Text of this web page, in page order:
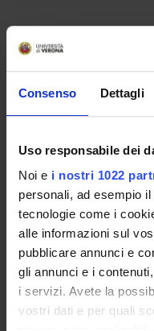
Consenso Dettagli
Uso responsabile dei
Noi e i nostri 1022
personali, ad esempio
tecnologie come i
alle informazioni sul
pubblicare annunci e
gli annunci e i
i servizi. Avete la
vostri dati e per quali
No recent seminar
Globalization.
PHD PROGRAMMES
TRAINING
Contacts
People
Places